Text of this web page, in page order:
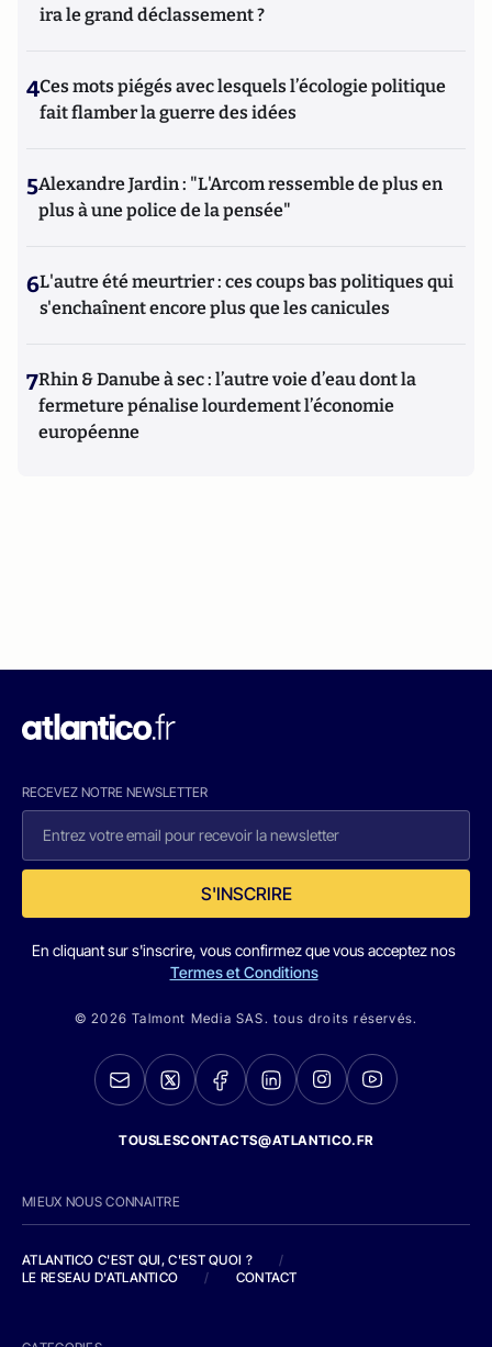
ira le grand déclassement ?
4Ces mots piégés avec lesquels l’écologie politique
fait flamber la guerre des idées
5Alexandre Jardin : "L'Arcom ressemble de plus en
plus à une police de la pensée"
6L'autre été meurtrier : ces coups bas politiques qui
s'enchaînent encore plus que les canicules
7Rhin & Danube à sec : l’autre voie d’eau dont la
fermeture pénalise lourdement l’économie
européenne
RECEVEZ NOTRE NEWSLETTER
S'INSCRIRE
En cliquant sur s'inscrire, vous confirmez que vous acceptez nos
Termes et Conditions
© 2026 Talmont Media SAS. tous droits réservés.
TOUSLESCONTACTS@ATLANTICO.FR
MIEUX NOUS CONNAITRE
ATLANTICO C'EST QUI, C'EST QUOI ?
/
LE RESEAU D'ATLANTICO
/ CONTACT